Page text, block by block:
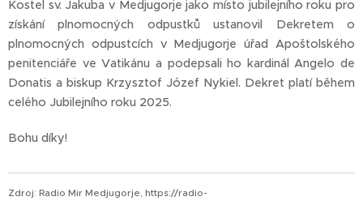
Kostel sv. Jakuba v Medjugorje jako místo jubilejního roku pro
získání plnomocných odpustků ustanovil Dekretem o
plnomocných odpustcích v Medjugorje úřad Apoštolského
penitenciáře ve Vatikánu a podepsali ho kardinál Angelo de
Donatis a biskup Krzysztof Józef Nykiel. Dekret platí během
celého Jubilejního roku 2025.
Bohu díky!
Zdroj: Radio Mir Medjugorje, https://radio-